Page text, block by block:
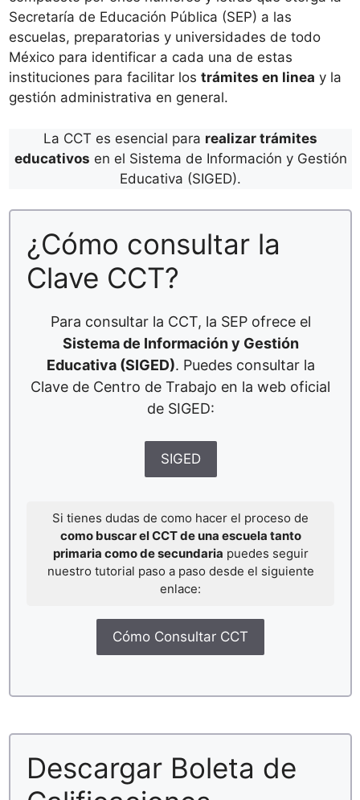
Secretaría de Educación Pública (SEP) a las
escuelas, preparatorias y universidades de todo
México para identificar a cada una de estas
instituciones para facilitar los trámites en linea y la
gestión administrativa en general.
La CCT es esencial para realizar trámites
educativos en el Sistema de Información y Gestión
Educativa (SIGED).
¿Cómo consultar la
Clave CCT?
Para consultar la CCT, la SEP ofrece el
Sistema de Información y Gestión
Educativa (SIGED). Puedes consultar la
Clave de Centro de Trabajo en la web oficial
de SIGED:
SIGED
Si tienes dudas de como hacer el proceso de
como buscar el CCT de una escuela tanto
primaria como de secundaria puedes seguir
nuestro tutorial paso a paso desde el siguiente
enlace:
Cómo Consultar CCT
Descargar Boleta de